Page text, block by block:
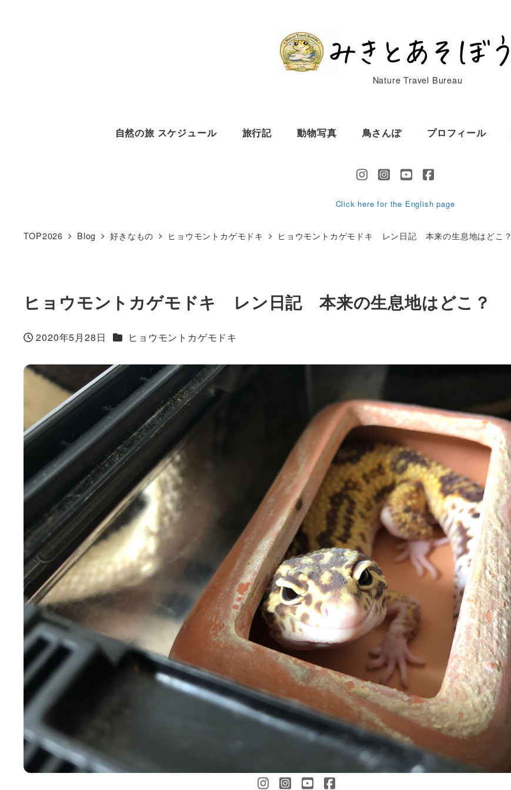
Nature Travel Bureau
自然の旅 スケジュール 旅行記 動物写真 鳥さんぽ プロフィール
Click here for the English page
TOP2026 Blog 好きなもの ヒョウモントカゲモドキ ヒョウモントカゲモドキ レン日記 本来の生息地はどこ？
ヒョウモントカゲモドキ レン日記 本来の生息地はどこ？
投稿日
2020年5月28日 カテゴリー
ヒョウモントカゲモドキ